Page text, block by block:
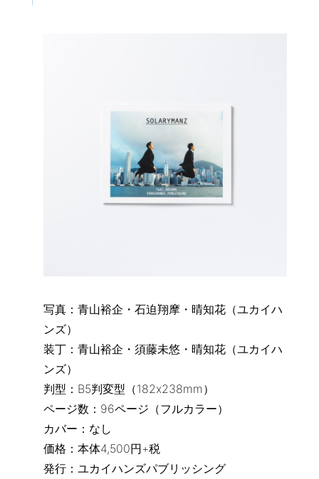
写真：青山裕企・石迫翔摩・晴知花（ユカイハ
ンズ）
装丁：青山裕企・須藤未悠・晴知花（ユカイハ
ンズ）
判型：B5判変型（182x238mm）
ページ数：96ページ（フルカラー）
カバー：なし
価格：本体4,500円+税
発行：ユカイハンズパブリッシング